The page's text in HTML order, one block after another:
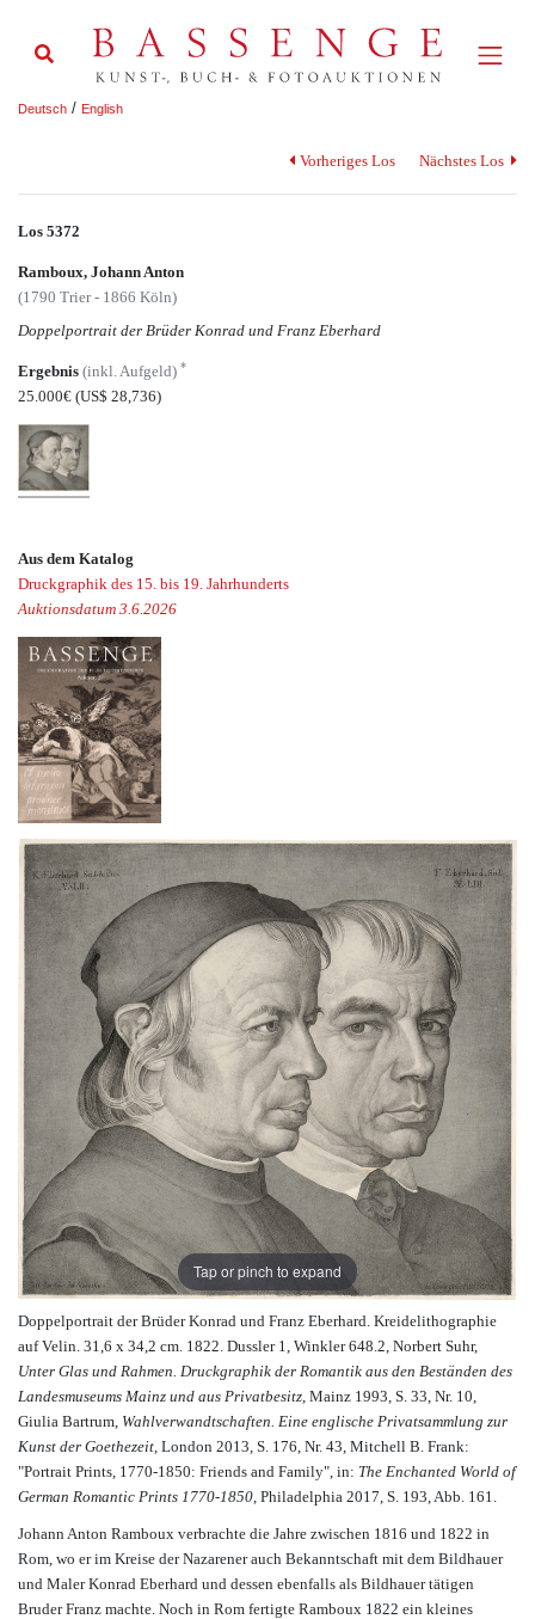
Deutsch / English
Vorheriges Los Nächstes Los
Los 5372
Ramboux, Johann Anton
(1790 Trier - 1866 Köln)
Doppelportrait der Brüder Konrad und Franz Eberhard
Ergebnis (inkl. Aufgeld) *
25.000€ (US$ 28,736)
Aus dem Katalog
Druckgraphik des 15. bis 19. Jahrhunderts
Auktionsdatum 3.6.2026
Tap or pinch to expand
Doppelportrait der Brüder Konrad und Franz Eberhard. Kreidelithographie
auf Velin. 31,6 x 34,2 cm. 1822. Dussler 1, Winkler 648.2, Norbert Suhr,
Unter Glas und Rahmen. Druckgraphik der Romantik aus den Beständen des
Landesmuseums Mainz und aus Privatbesitz , Mainz 1993, S. 33, Nr. 10,
Giulia Bartrum, Wahlverwandtschaften. Eine englische Privatsammlung zur
Kunst der Goethezeit , London 2013, S. 176, Nr. 43, Mitchell B. Frank:
"Portrait Prints, 1770-1850: Friends and Family", in: The Enchanted World of
German Romantic Prints 1770-1850 , Philadelphia 2017, S. 193, Abb. 161.
Johann Anton Ramboux verbrachte die Jahre zwischen 1816 und 1822 in
Rom, wo er im Kreise der Nazarener auch Bekanntschaft mit dem Bildhauer
und Maler Konrad Eberhard und dessen ebenfalls als Bildhauer tätigen
Bruder Franz machte. Noch in Rom fertigte Ramboux 1822 ein kleines